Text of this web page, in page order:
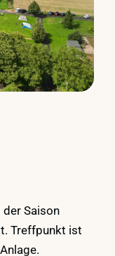
der Saison
Treffpunkt ist